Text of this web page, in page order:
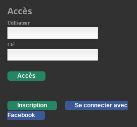
Accès
Utilisateur
Clé
Accès
Inscription
Se connecter avec
Facebook